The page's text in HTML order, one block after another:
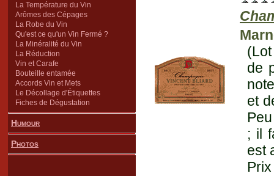
La Température du Vin
Arômes des Cépages
La Robe du Vin
Qu'est ce qu'un Vin Fermé ?
La Minéralité du Vin
La Réduction
Vin et Carafe
Bouteille entamée
Accords Vin et Mets
Le Décollage d'Étiquettes
Fiches de Dégustation
Humour
Photos
de
et
; il
est